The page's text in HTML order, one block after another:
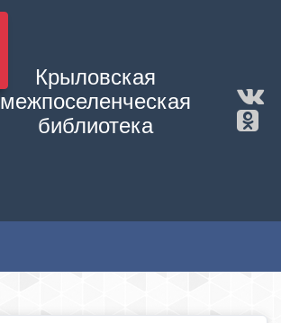
Крыловская
межпоселенческая
библиотека